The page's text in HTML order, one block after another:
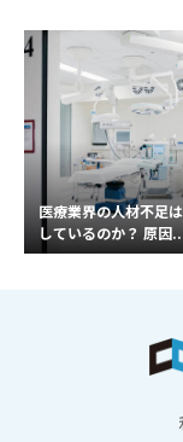
医療業界の人材不足
しているのか？ 原因